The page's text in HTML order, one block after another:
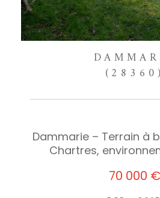
(28360)
Dammarie – Terrain à
Chartres,
70 000 €